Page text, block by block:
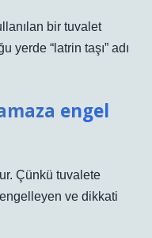
bir tuvalet
yerde “latrin taşı” adı
engel
Çünkü tuvalete
ve dikkati